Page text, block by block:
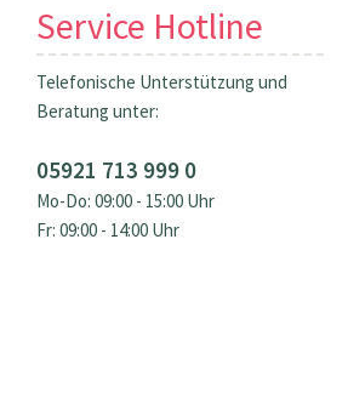
Service Hotline
Telefonische Unterstützung und
Beratung unter:
05921 713 999 0
Mo-Do: 09:00 - 15:00 Uhr
Fr: 09:00 - 14:00 Uhr